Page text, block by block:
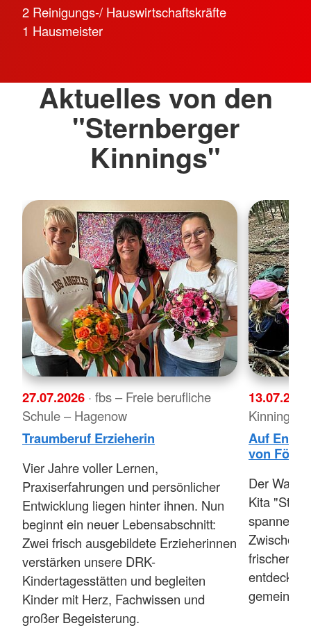
2 Reinigungs-/ Hauswirtschaftskräfte
1 Hausmeister
Aktuelles von den
"Sternberger
Kinnings"
27.07.2026 · fbs – Freie berufliche
Schule – Hagenow
Traumberuf Erzieherin
Vier Jahre voller Lernen,
Praxiserfahrungen und persönlicher
Entwicklung liegen hinter ihnen. Nun
beginnt ein neuer Lebensabschnitt:
Zwei frisch ausgebildete Erzieherinnen
verstärken unsere DRK-
Kindertagesstätten und begleiten
Kinder mit Herz, Fachwissen und
großer Begeisterung.
Kinnings"
Auf
von
Der Wald
Kita
Zwischen
frischer